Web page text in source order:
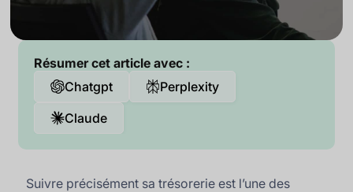
Résumer cet article avec :
Chatgpt
Perplexity
Claude
Suivre précisément sa trésorerie est l’une des